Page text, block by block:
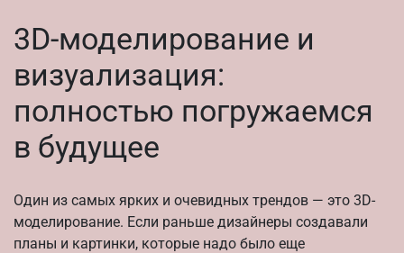
3D-моделирование и
визуализация:
полностью погружаемся
в будущее
Один из самых ярких и очевидных трендов — это 3D-
моделирование. Если раньше дизайнеры создавали
планы и картинки, которые надо было еще